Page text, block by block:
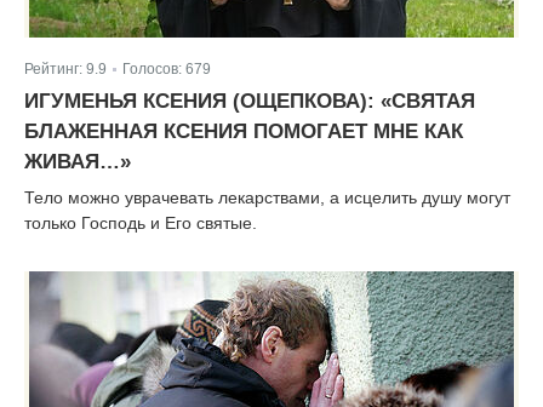
Рейтинг: 9.9 Голосов: 679
ИГУМЕНЬЯ КСЕНИЯ (ОЩЕПКОВА): «СВЯТАЯ
БЛАЖЕННАЯ КСЕНИЯ ПОМОГАЕТ МНЕ КАК
ЖИВАЯ…»
Тело можно уврачевать лекарствами, а исцелить душу могут
только Господь и Его святые.